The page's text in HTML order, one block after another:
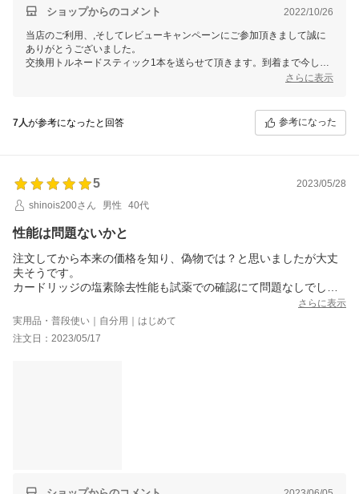
たが、伝えたらすぐに代替品を送ってくれました。返品用の着払
た。
ショップからのコメント 2022/10/26
当店のご利用、,そしてレビューキャンペーンにご参加頂きまして誠に
ありがとうございました。
交換用トルネードスティック1本を送らせて頂きます。到着まで今しば
まいりますので、 またのご利用を心よりお待ち申し上げております。
さらに表示
7人が参考になったと回答 参考になった
5
2023/05/28
shinois200さん
男性 40代
性能は問題ないかと
注文してから本来の価格を知り、偽物では？と思いましたが大丈
夫そうです。
カードリッジの塩素除去性能も試薬での確認にて問題なしでし
さらに表示
実用品・普段使い｜自分用｜はじめて
注文日：2023/05/17